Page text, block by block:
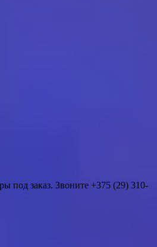
под заказ. Звоните +375 (29) 310-